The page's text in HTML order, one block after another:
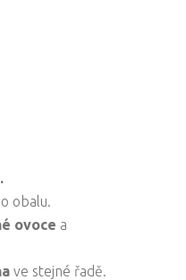
obalu.
ovoce a
ve stejné řadě.